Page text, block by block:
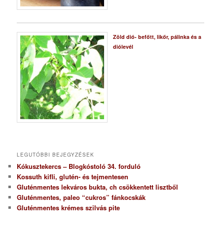
Zöld dió- befőtt, likőr, pálinka és a
diólevél
LEGUTÓBBI BEJEGYZÉSEK
Kókusztekercs – Blogkóstoló 34. forduló
Kossuth kifli, glutén- és tejmentesen
Gluténmentes lekváros bukta, ch csökkentett lisztből
Gluténmentes, paleo “cukros” fánkocskák
Gluténmentes krémes szilvás pite